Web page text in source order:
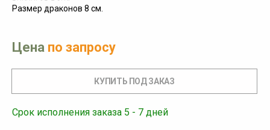
Размер драконов 8 см.
Цена по запросу
Срок исполнения заказа 5 - 7 дней